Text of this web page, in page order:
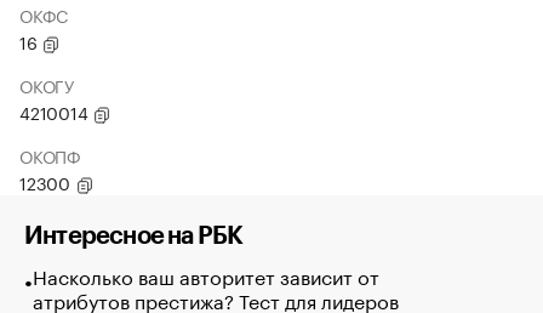
ОКФС
16
ОКОГУ
4210014
ОКОПФ
12300
Интересное на РБК
Насколько ваш авторитет зависит от
атрибутов престижа? Тест для лидеров